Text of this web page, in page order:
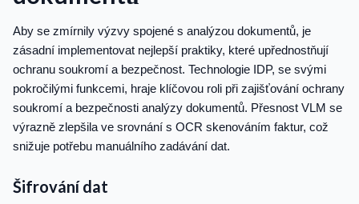
Aby se zmírnily výzvy spojené s analýzou dokumentů, je
zásadní implementovat nejlepší praktiky, které upřednostňují
ochranu soukromí a bezpečnost. Technologie IDP, se svými
pokročilými funkcemi, hraje klíčovou roli při zajišťování ochrany
soukromí a bezpečnosti analýzy dokumentů. Přesnost VLM se
výrazně zlepšila ve srovnání s OCR skenováním faktur, což
snižuje potřebu manuálního zadávání dat.
Šifrování dat